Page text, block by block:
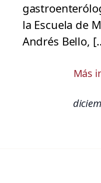
la Escuela de
Andrés Bello,
Más